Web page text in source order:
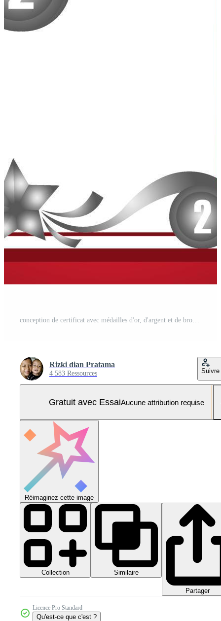
conception de certificat avec médailles d'or, d'argent et de bronze 2 Vecteur Pro et SVG Pro
Rizki dian Pratama
4 583 Ressources Suivre
Gratuit avec EssaiAucune attribution requise
Réimaginez cette image
Collection Similaire
Partager
Licence Pro Standard
Qu'est-ce que c'est ?